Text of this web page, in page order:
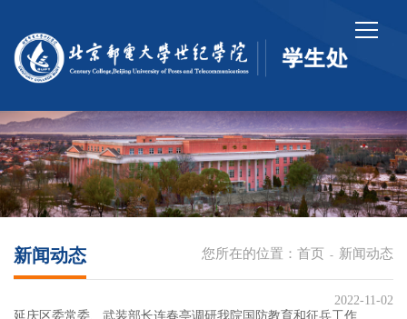
您所在的位置： 首页 - 新闻动态
新闻动态
2022-11-02
延庆区委常委、武装部长连春亭调研我院国防教育和征兵工作